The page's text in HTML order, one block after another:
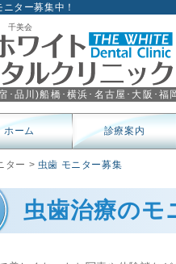
ター募集中！
･ 品川)船橋 ･横浜 ･ 名古屋 ･ 大阪 ･福
ホーム 診療案内
ター > 虫歯 モニター募集
虫歯治療のモ